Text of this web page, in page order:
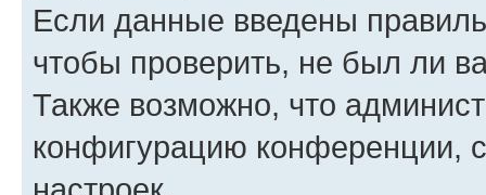
Если данные введены
чтобы проверить, не был ли
Также возможно, что
конфигурацию конференции,